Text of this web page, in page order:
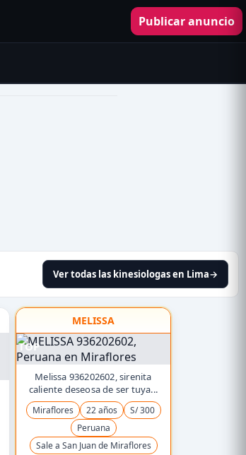
Publicar anuncio
Ver todas las kinesiologas en Lima→
MELISSA
TOP
Melissa 936202602, sirenita
caliente deseosa de ser tuya...
Miraflores 22 años
S/ 300
Peruana
Sale a San Juan de Miraflores